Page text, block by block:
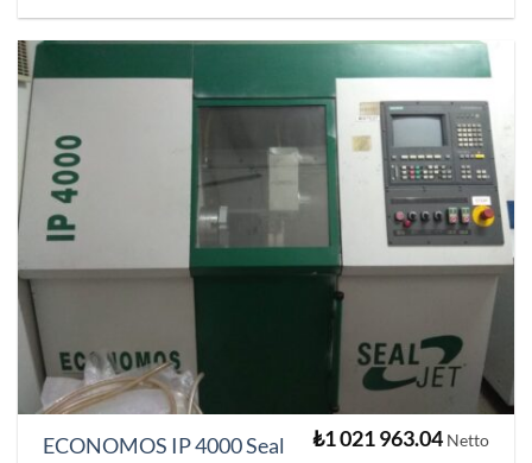
ECONOMOS IP 4000 Seal
₺1 021 963.04 Netto